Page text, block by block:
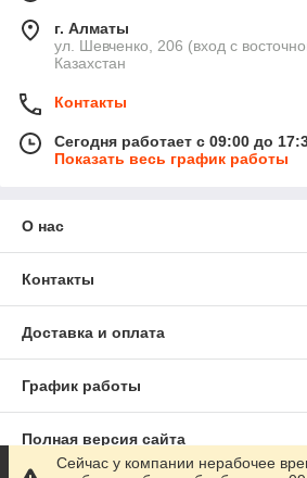
г. Алматы
ул. Шевченко, 206 (вход с
Казахстан
Контакты
Сегодня работает с 09:00 до
Показать весь график работы
О нас
Контакты
Доставка и оплата
График работы
Полная версия сайта
Сейчас у компании нерабочее